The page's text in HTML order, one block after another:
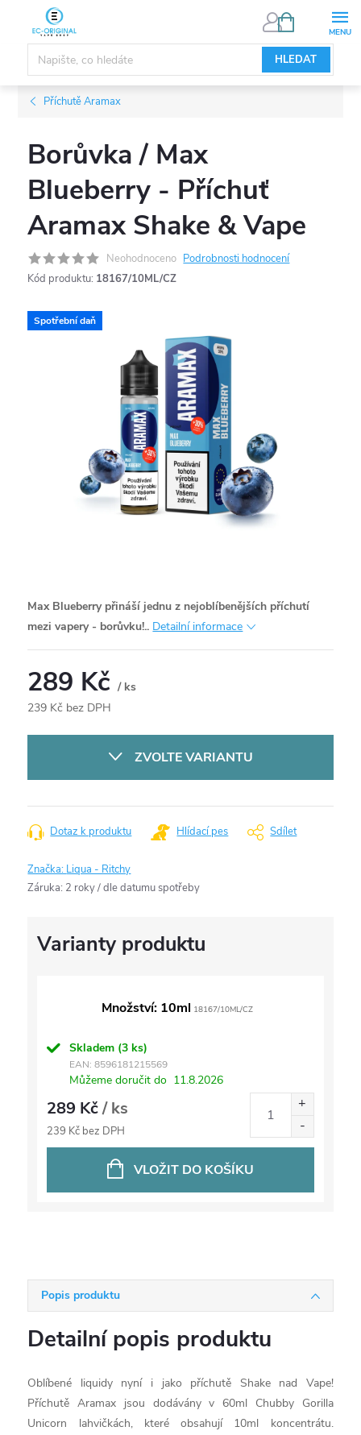
obsah
HLEDAT
NÁKUPNÍ
Příchutě Aramax
Borůvka / Max
Blueberry - Příchuť
Aramax Shake & Vape
Neohodnoceno Podrobnosti hodnocení
Kód produktu: 18167/10ML/CZ
Spotřební daň
Max Blueberry přináší jednu z nejoblíbenějších příchutí
mezi vapery - borůvku!.. Detailní informace
289 Kč/ ks
239 Kč bez DPH
ZVOLTE VARIANTU
Dotaz k produktu Hlídací pes Sdílet
Značka: Liqua - Ritchy
Záruka: 2 roky / dle datumu spotřeby
Množství: 10ml 18167/10ML/CZ
Skladem (3 ks)
EAN: 8596181215569
Můžeme doručit do 11.8.2026
289 Kč/ ks
239 Kč bez DPH
VLOŽIT DO KOŠÍKU
Popis produktu
Detailní popis produktu
Oblíbené liquidy nyní i jako příchutě Shake nad Vape!
Příchutě Aramax jsou dodávány v 60ml Chubby Gorilla
Unicorn lahvičkách, které obsahují 10ml koncentrátu.